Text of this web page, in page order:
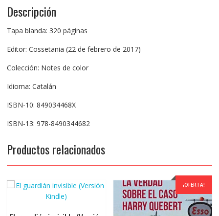
Descripción
Tapa blanda: 320 páginas
Editor: Cossetania (22 de febrero de 2017)
Colección: Notes de color
Idioma: Catalán
ISBN-10: 849034468X
ISBN-13: 978-8490344682
Productos relacionados
¡OFERTA!